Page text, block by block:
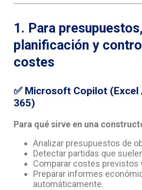
1. Para presupuestos,
planificación y
costes
✅ Microsoft Copilot
365)
Para qué sirve en una
Analizar presupuestos de
Detectar partidas que
Comparar costes previstos
Preparar informes
automáticamente.